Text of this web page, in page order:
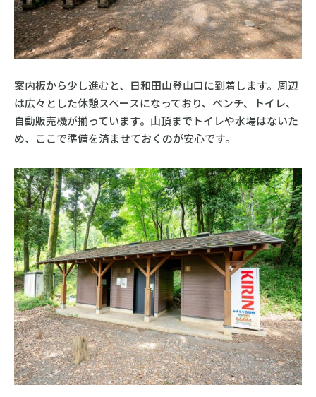
案内板から少し進むと、日和田山登山口に到着します。周辺
は広々とした休憩スペースになっており、ベンチ、トイレ、
自動販売機が揃っています。山頂までトイレや水場はないた
め、ここで準備を済ませておくのが安心です。